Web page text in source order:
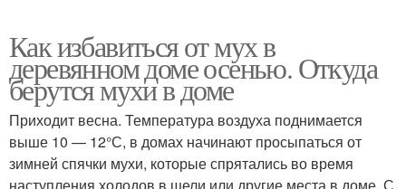
Как избавиться от мух в
деревянном доме осенью. Откуда
берутся мухи в доме
Приходит весна. Температура воздуха поднимается
выше 10 — 12°С, в домах начинают просыпаться от
зимней спячки мухи, которые спрятались во время